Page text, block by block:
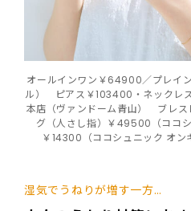
オールインワン￥64900／プレイ
ル） ピアス￥103400・ネックレ
本店（ヴァンドーム青山） ブレ
グ（人さし指）￥49500（ココシ
￥14300（ココシュニック オン
湿気でうねりが増す一方…